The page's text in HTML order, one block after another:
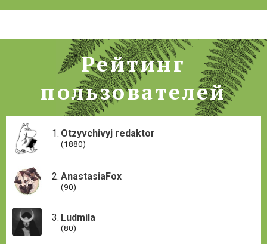
Рейтинг
пользователей
Otzyvchivyj redaktor
(1880)
AnastasiaFox
(90)
Ludmila
(80)